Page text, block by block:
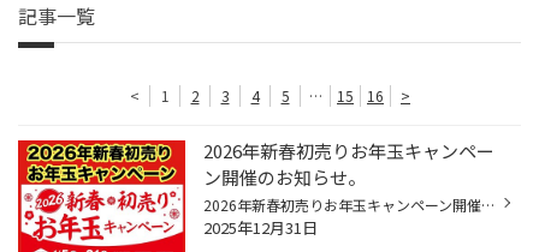
記事一覧
< 1 2 3 4 5 … 15 16 >
2026年新春初売りお年玉キャンペー
ン開催のお知らせ。
2026年新春初売りお年玉キャンペーン開催のお知らせ。 2026年新春初売りお年玉キャンペーン開催します。 開催期間:1月5日(月曜日)〜31日(土曜日)まで。
2025年12月31日